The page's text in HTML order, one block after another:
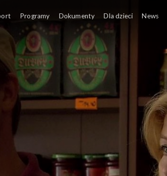
Programy Dokumenty Dla dzieci News